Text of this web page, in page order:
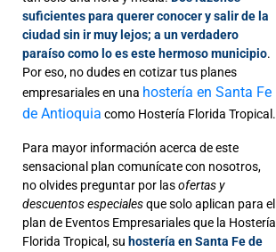
suficientes para querer conocer y salir de la
ciudad sin ir muy lejos; a un verdadero
paraíso como lo es este hermoso municipio.
Por eso, no dudes en cotizar tus planes
empresariales en una hostería en Santa Fe
de Antioquia como Hostería Florida Tropical.
Para mayor información acerca de este
sensacional plan comunícate con nosotros,
no olvides preguntar por lasofertas y
descuentos especialesque solo aplican para el
plan de Eventos Empresariales que la Hostería
Florida Tropical, su hostería en Santa Fe de